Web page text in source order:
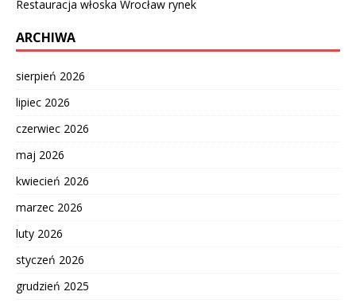
Restauracja włoska Wrocław rynek
ARCHIWA
sierpień 2026
lipiec 2026
czerwiec 2026
maj 2026
kwiecień 2026
marzec 2026
luty 2026
styczeń 2026
grudzień 2025